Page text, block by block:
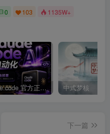
0 103 1135W+
Claude code 官方正版 超强工具【会员免费领取安装包】 中式梦核
下一篇